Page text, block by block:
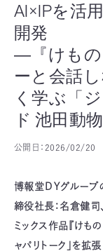
AI×IPを活
開発
―『けもの
ーと会話
く学ぶ「
ド 池田動
公開日： 2026/02/20
博報堂ＤＹグループ
締役社長：名倉健司
ミックス作品『けも
ャパリトーク」を拡